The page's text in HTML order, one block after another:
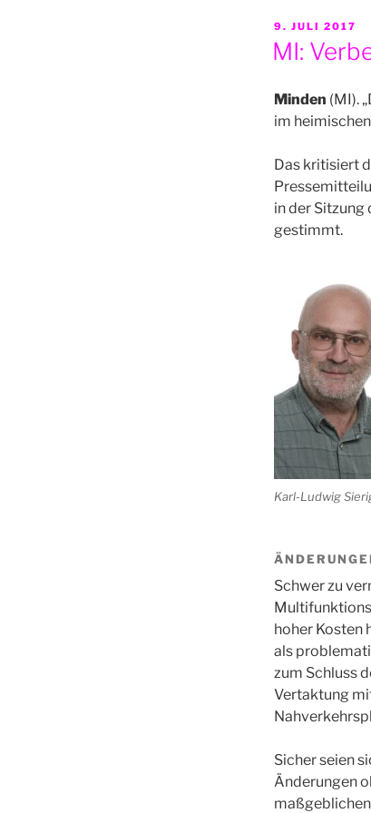
AM
9. JULI 2017
MI:
Minden (MI).
im
Das kritisiert
in der Sitzung
gestimmt.
Karl-Ludwig
Schwer zu
hoher Kosten
als
zum Schluss
Vertaktung
Sicher seien
Änderungen